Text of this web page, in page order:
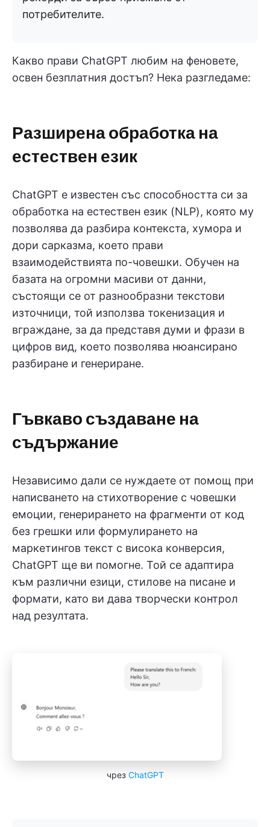
потребителите.
Какво прави ChatGPT любим на феновете,
освен безплатния достъп? Нека разгледаме:
Разширена обработка на
естествен език
ChatGPT е известен със способността си за
обработка на естествен език (NLP), която му
позволява да разбира контекста, хумора и
дори сарказма, което прави
взаимодействията по-човешки. Обучен на
базата на огромни масиви от данни,
състоящи се от разнообразни текстови
източници, той използва токенизация и
вграждане, за да представя думи и фрази в
цифров вид, което позволява нюансирано
разбиране и генериране.
Гъвкаво създаване на
съдържание
Независимо дали се нуждаете от помощ при
написването на стихотворение с човешки
емоции, генерирането на фрагменти от код
без грешки или формулирането на
маркетингов текст с висока конверсия,
ChatGPT ще ви помогне. Той се адаптира
към различни езици, стилове на писане и
формати, като ви дава творчески контрол
над резултата.
чрез ChatGPT